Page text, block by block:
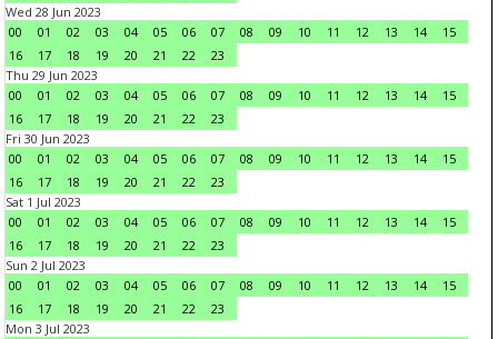
Wed 28 Jun 2023
00
01 02 03 04 05 06 07 08 09 10 11 12 13 14
15
16
17 18 19 20 21 22
23
Thu 29 Jun 2023
00
01 02 03 04 05 06 07 08 09 10 11 12 13 14
15
16
17 18 19 20 21 22
23
Fri 30 Jun 2023
00
01 02 03 04 05 06 07 08 09 10 11 12 13 14
15
16
17 18 19 20 21 22
23
Sat 1 Jul 2023
00
01 02 03 04 05 06 07 08 09 10 11 12 13 14
15
16
17 18 19 20 21 22
23
Sun 2 Jul 2023
00
01 02 03 04 05 06 07 08 09 10 11 12 13 14
15
16
17 18 19 20 21 22
23
Mon 3 Jul 2023